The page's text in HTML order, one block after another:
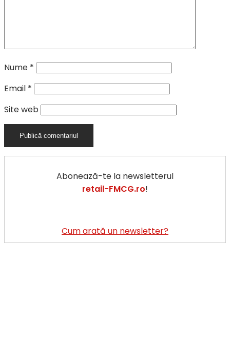
Nume *
Email *
Site web
Abonează-te la newsletterul
retail-FMCG.ro!
Cum arată un newsletter?